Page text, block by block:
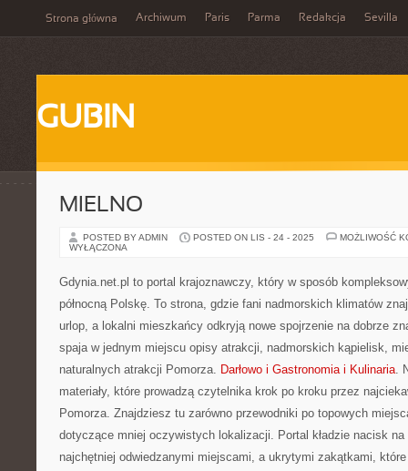
Strona główna Archiwum Paris Parma Redakcja Sevilla
GUBIN
MIELNO
POSTED BY ADMIN POSTED ON LIS - 24 - 2025
MOŻLIWOŚĆ
WYŁĄCZONA
Gdynia.net.pl to portal krajoznawczy, który w sposób
północną Polskę. To strona, gdzie fani nadmorskich klimatów
urlop, a lokalni mieszkańcy odkryją nowe spojrzenie na dobrze
spaja w jednym miejscu opisy atrakcji, nadmorskich kąpielisk,
naturalnych atrakcji Pomorza. Darłowo i Gastronomia i Kulinaria.
materiały, które prowadzą czytelnika krok po kroku przez
Pomorza. Znajdziesz tu zarówno przewodniki po topowych
dotyczące mniej oczywistych lokalizacji. Portal kładzie nacisk na
najchętniej odwiedzanymi miejscami, a ukrytymi zakątkami,